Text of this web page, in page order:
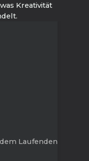
Kreativität
Laufenden